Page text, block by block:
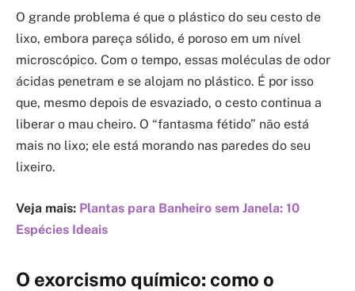
O grande problema é que o plástico do seu cesto de
lixo, embora pareça sólido, é poroso em um nível
microscópico. Com o tempo, essas moléculas de odor
ácidas penetram e se alojam no plástico. É por isso
que, mesmo depois de esvaziado, o cesto continua a
liberar o mau cheiro. O “fantasma fétido” não está
mais no lixo; ele está morando nas paredes do seu
lixeiro.
Veja mais: Plantas para Banheiro sem Janela: 10
Espécies Ideais
O exorcismo químico: como o